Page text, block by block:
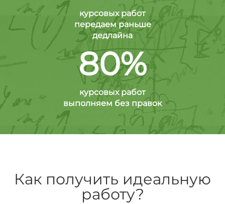
курсовых работ
передаем раньше
дедлайна
80%
курсовых работ
выполняем без правок
Как получить идеальную
работу?